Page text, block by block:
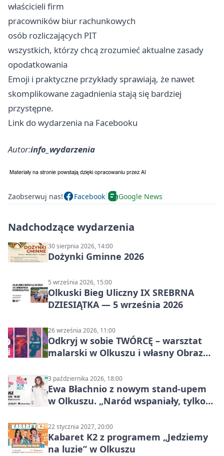
właścicieli firm
pracowników biur rachunkowych
osób rozliczających PIT
wszystkich, którzy chcą zrozumieć aktualne zasady
opodatkowania
Emoji i praktyczne przykłady sprawiają, że nawet
skomplikowane zagadnienia stają się bardziej
przystępne.
Link do wydarzenia na Facebooku
Autor:info_wydarzenia
Zaobserwuj nas! Facebook Google News
Nadchodzące wydarzenia
30 sierpnia 2026, 14:00
Dożynki Gminne 2026
5 września 2026, 15:00
Olkuski Bieg Uliczny IX SREBRNA
DZIESIĄTKA — 5 września 2026
26 września 2026, 11:00
Odkryj w sobie TWÓRCĘ – warsztat
malarski w Olkuszu i własny Obraz
3 października 2026, 18:00
Ewa Błachnio z nowym stand-upem
w Olkuszu. „Naród wspaniały, tylko
22 stycznia 2027, 20:00
Kabaret K2 z programem „Jedziemy
na luzie” w Olkuszu